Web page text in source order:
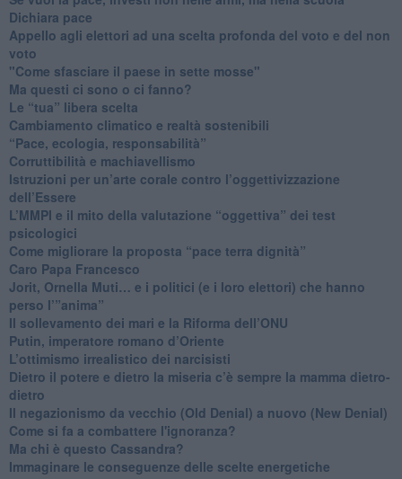
​Dichiara pace
​Appello agli elettori ad una scelta profonda del voto e del non
voto
"Come sfasciare il paese in sette mosse"
​Ma questi ci sono o ci fanno?
​Le “tua” libera scelta
Cambiamento climatico e realtà sostenibili
“Pace, ecologia, responsabilità”
​Corruttibilità e machiavellismo
Istruzioni per un’arte corale contro l’oggettivizzazione
dell’Essere
​L’MMPI e il mito della valutazione “oggettiva” dei test
psicologici
Come migliorare la proposta “pace terra dignità”
Caro Papa Francesco
​Jorit, Ornella Muti… e i politici (e i loro elettori) che hanno
perso l’”anima”
​Il sollevamento dei mari e la Riforma dell’ONU
Putin, imperatore romano d’Oriente
​L’ottimismo irrealistico dei narcisisti
​Dietro il potere e dietro la miseria c’è sempre la mamma dietro-
dietro
Il negazionismo da vecchio (Old Denial) a nuovo (New Denial)
Come si fa a combattere l'ignoranza?
Ma chi è questo Cassandra?
Immaginare le conseguenze delle scelte energetiche